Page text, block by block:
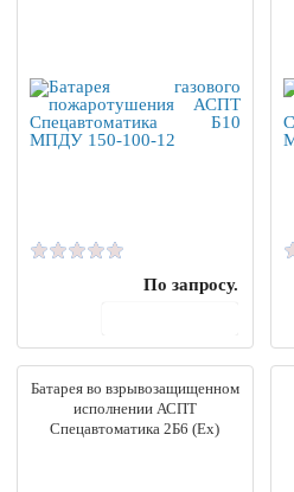
По запросу.
Батарея во взрывозащищенном
исполнении АСПТ
Спецавтоматика 2Б6 (Ex)